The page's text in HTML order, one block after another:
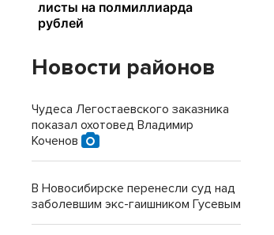
Новости районов
Чудеса Легостаевского заказника
показал охотовед Владимир
Коченов
В Новосибирске перенесли суд над
заболевшим экс-гаишником Гусевым